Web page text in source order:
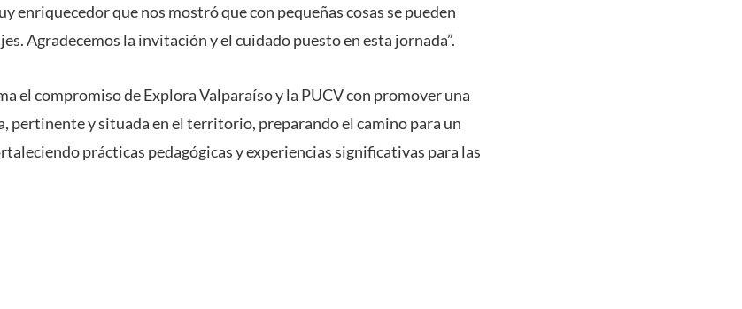
enriquecedor que nos mostró que con pequeñas cosas se pueden
Agradecemos la invitación y el cuidado puesto en esta jornada”.
el compromiso de Explora Valparaíso y la PUCV con promover una
pertinente y situada en el territorio, preparando el camino para un
prácticas pedagógicas y experiencias significativas para las